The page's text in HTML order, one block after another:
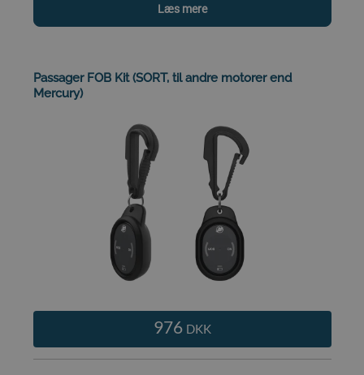
Læs mere
Passager FOB Kit (SORT, til andre motorer end
Mercury)
976 DKK